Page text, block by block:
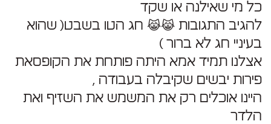
כל מי שאילנה או שקד
להגיב התגובות 😹😹 חג הטו בשבט( שהוא
בעיניי חג לא ברור )
אצלנו תמיד אמא היתה פותחת את הקופסאת
פירות יבשים שקיבלה בעבודה ,
היינו אוכלים רק את המשמש את השזיף ואת
הלדר